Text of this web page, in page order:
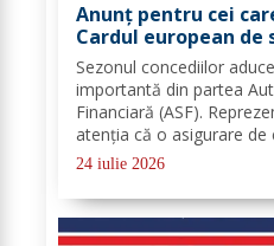
Anunț pentru cei
Cardul european
importante.
mii de euro
Sezonul concediilor
importantă din partea
Financiară (ASF).
atenția că o asigurare
uriașe în cazul unor
24 iulie 2026